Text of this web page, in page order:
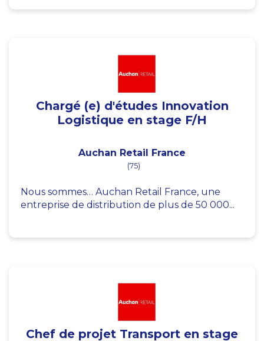
Chargé (e) d'études Innovation
Logistique en stage F/H
Auchan Retail France
(75)
Nous sommes… Auchan Retail France, une
entreprise de distribution de plus de 50 000...
Chef de projet Transport en stage